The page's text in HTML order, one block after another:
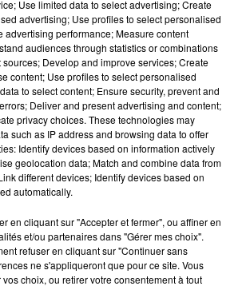
FM
20h01
20h01 19h54
19h54
Use limited data to select advertising; Create
advertising; Use profiles to select personalised
advertising performance; Measure content
audiences through statistics or combinations
sources; Develop and improve services; Create
content; Use profiles to select personalised
to select content; Ensure security, prevent and
Deliver and present advertising and content;
privacy choices. These technologies may
such as IP address and browsing data to offer
Identify devices based on information actively
geolocation data; Match and combine data from
different devices; Identify devices based on
automatically.
en cliquant sur "Accepter et fermer", ou affiner en
et/ou partenaires dans "Gérer mes choix".
refuser en cliquant sur "Continuer sans
ne s'appliqueront que pour ce site. Vous
choix, ou retirer votre consentement à tout